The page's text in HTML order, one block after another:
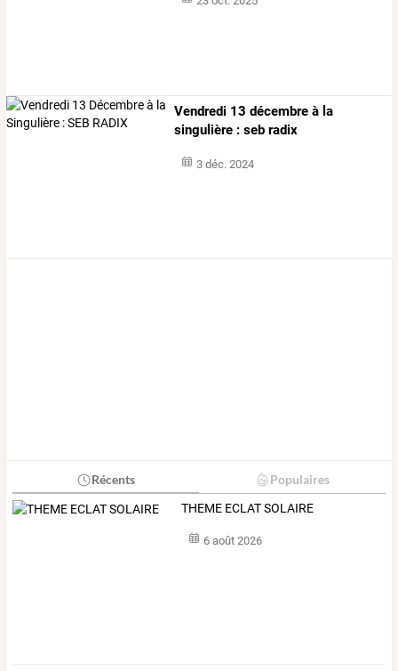
Vendredi 13 décembre à la
singulière : seb radix
3 déc. 2024
Récents Populaires
THEME ECLAT SOLAIRE
6 août 2026